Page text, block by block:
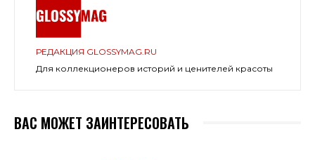
РЕДАКЦИЯ GLOSSYMAG.RU
Для коллекционеров историй и ценителей красоты
ВАС МОЖЕТ ЗАИНТЕРЕСОВАТЬ